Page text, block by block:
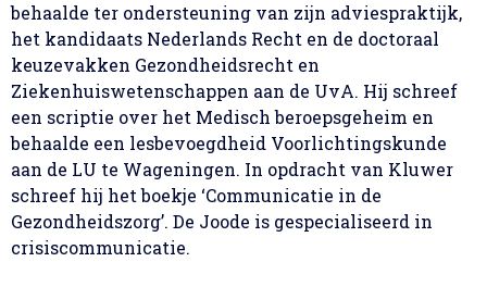
behaalde ter ondersteuning van zijn adviespraktijk,
het kandidaats Nederlands Recht en de doctoraal
keuzevakken Gezondheidsrecht en
Ziekenhuiswetenschappen aan de UvA. Hij schreef
een scriptie over het Medisch beroepsgeheim en
behaalde een lesbevoegdheid Voorlichtingskunde
aan de LU te Wageningen. In opdracht van Kluwer
schreef hij het boekje ‘Communicatie in de
Gezondheidszorg’. De Joode is gespecialiseerd in
crisiscommunicatie.